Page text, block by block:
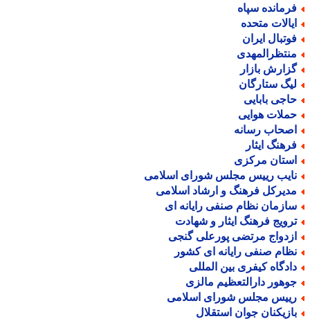
سپاه
متحده
ایران
بازار
ستارگان
بابایی
هوایی
رسانه
ایثار
مرکزی
رییس مجلس شورای اسلامی
فرهنگ و ارشاد اسلامی
نظام صنفی رایانه ای
فرهنگ ایثار و شهادت
مرتضی پورعلی گنجی
صنفی رایانه ای کشور
کیفری بین المللی
دارالتعظیم مالزی
مجلس شورای اسلامی
جوان استقلال